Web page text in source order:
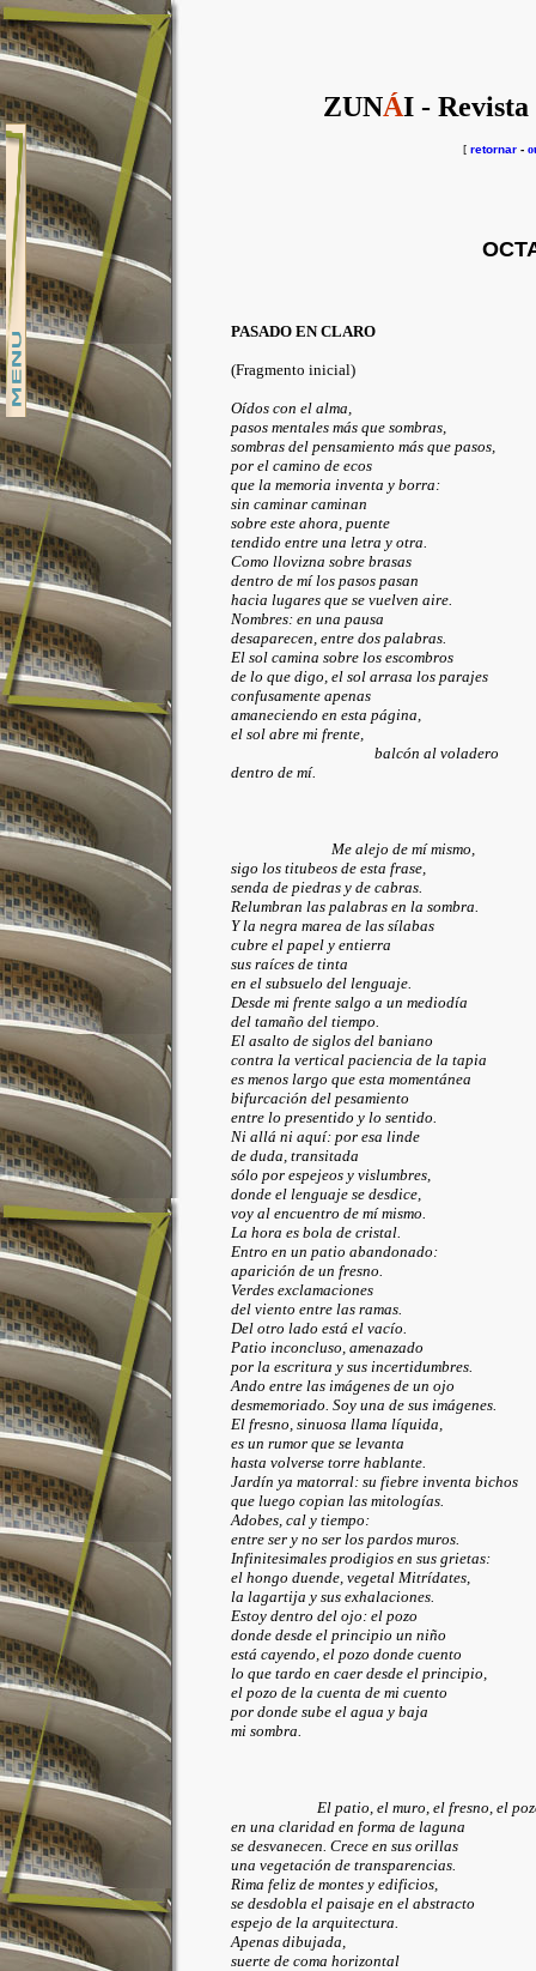
ZUNÁI - Revista
[ retornar -
PASADO EN CLARO
(Fragmento inicial)
Oídos con el alma,
pasos mentales más que sombras,
sombras del pensamiento más que pasos,
por el camino de ecos
que la memoria inventa y borra:
sin caminar caminan
sobre este ahora, puente
tendido entre una letra y otra.
Como llovizna sobre brasas
dentro de mí los pasos pasan
hacia lugares que se vuelven aire.
Nombres: en una pausa
desaparecen, entre dos palabras.
El sol camina sobre los escombros
de lo que digo, el sol arrasa los parajes
confusamente apenas
amaneciendo en esta página,
el sol abre mi frente,
balcón al voladero
dentro de mí.
Me alejo de mí mismo,
sigo los titubeos de esta frase,
senda de piedras y de cabras.
Relumbran las palabras en la sombra.
Y la negra marea de las sílabas
cubre el papel y entierra
sus raíces de tinta
en el subsuelo del lenguaje.
Desde mi frente salgo a un mediodía
del tamaño del tiempo.
El asalto de siglos del baniano
contra la vertical paciencia de la tapia
es menos largo que esta momentánea
bifurcación del pesamiento
entre lo presentido y lo sentido.
Ni allá ni aquí: por esa linde
de duda, transitada
sólo por espejeos y vislumbres,
donde el lenguaje se desdice,
voy al encuentro de mí mismo.
La hora es bola de cristal.
Entro en un patio abandonado:
aparición de un fresno.
Verdes exclamaciones
del viento entre las ramas.
Del otro lado está el vacío.
Patio inconcluso, amenazado
por la escritura y sus incertidumbres.
Ando entre las imágenes de un ojo
desmemoriado. Soy una de sus imágenes.
El fresno, sinuosa llama líquida,
es un rumor que se levanta
hasta volverse torre hablante.
Jardín ya matorral: su fiebre inventa bichos
que luego copian las mitologías.
Adobes, cal y tiempo:
entre ser y no ser los pardos muros.
Infinitesimales prodigios en sus grietas:
el hongo duende, vegetal Mitrídates,
la lagartija y sus exhalaciones.
Estoy dentro del ojo: el pozo
donde desde el principio un niño
está cayendo, el pozo donde cuento
lo que tardo en caer desde el principio,
el pozo de la cuenta de mi cuento
por donde sube el agua y baja
mi sombra.
El patio, el muro, el fresno, el
en una claridad en forma de laguna
se desvanecen. Crece en sus orillas
una vegetación de transparencias.
Rima feliz de montes y edificios,
se desdobla el paisaje en el abstracto
espejo de la arquitectura.
Apenas dibujada,
suerte de coma horizontal